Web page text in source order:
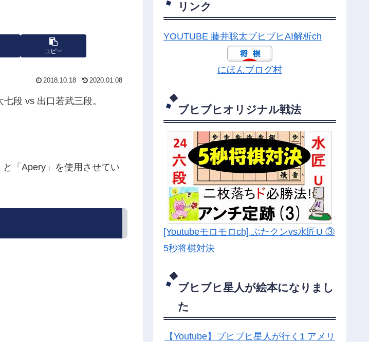
コピー
2018.10.18 2020.01.08
段 vs 出口若武三段。
「Apery」を使用させてい
リンク
YOUTUBE 藤井聡太ブヒブヒAI解析ch
にほんブログ村
ブヒブヒオリジナル戦法
[Youtubeモロモロch] ぶたクンvs水匠U ③
5秒将棋対決
ブヒブヒ星人が絵本になりまし
た
【Youtube】ブヒブヒ星人が行く1 アメリ